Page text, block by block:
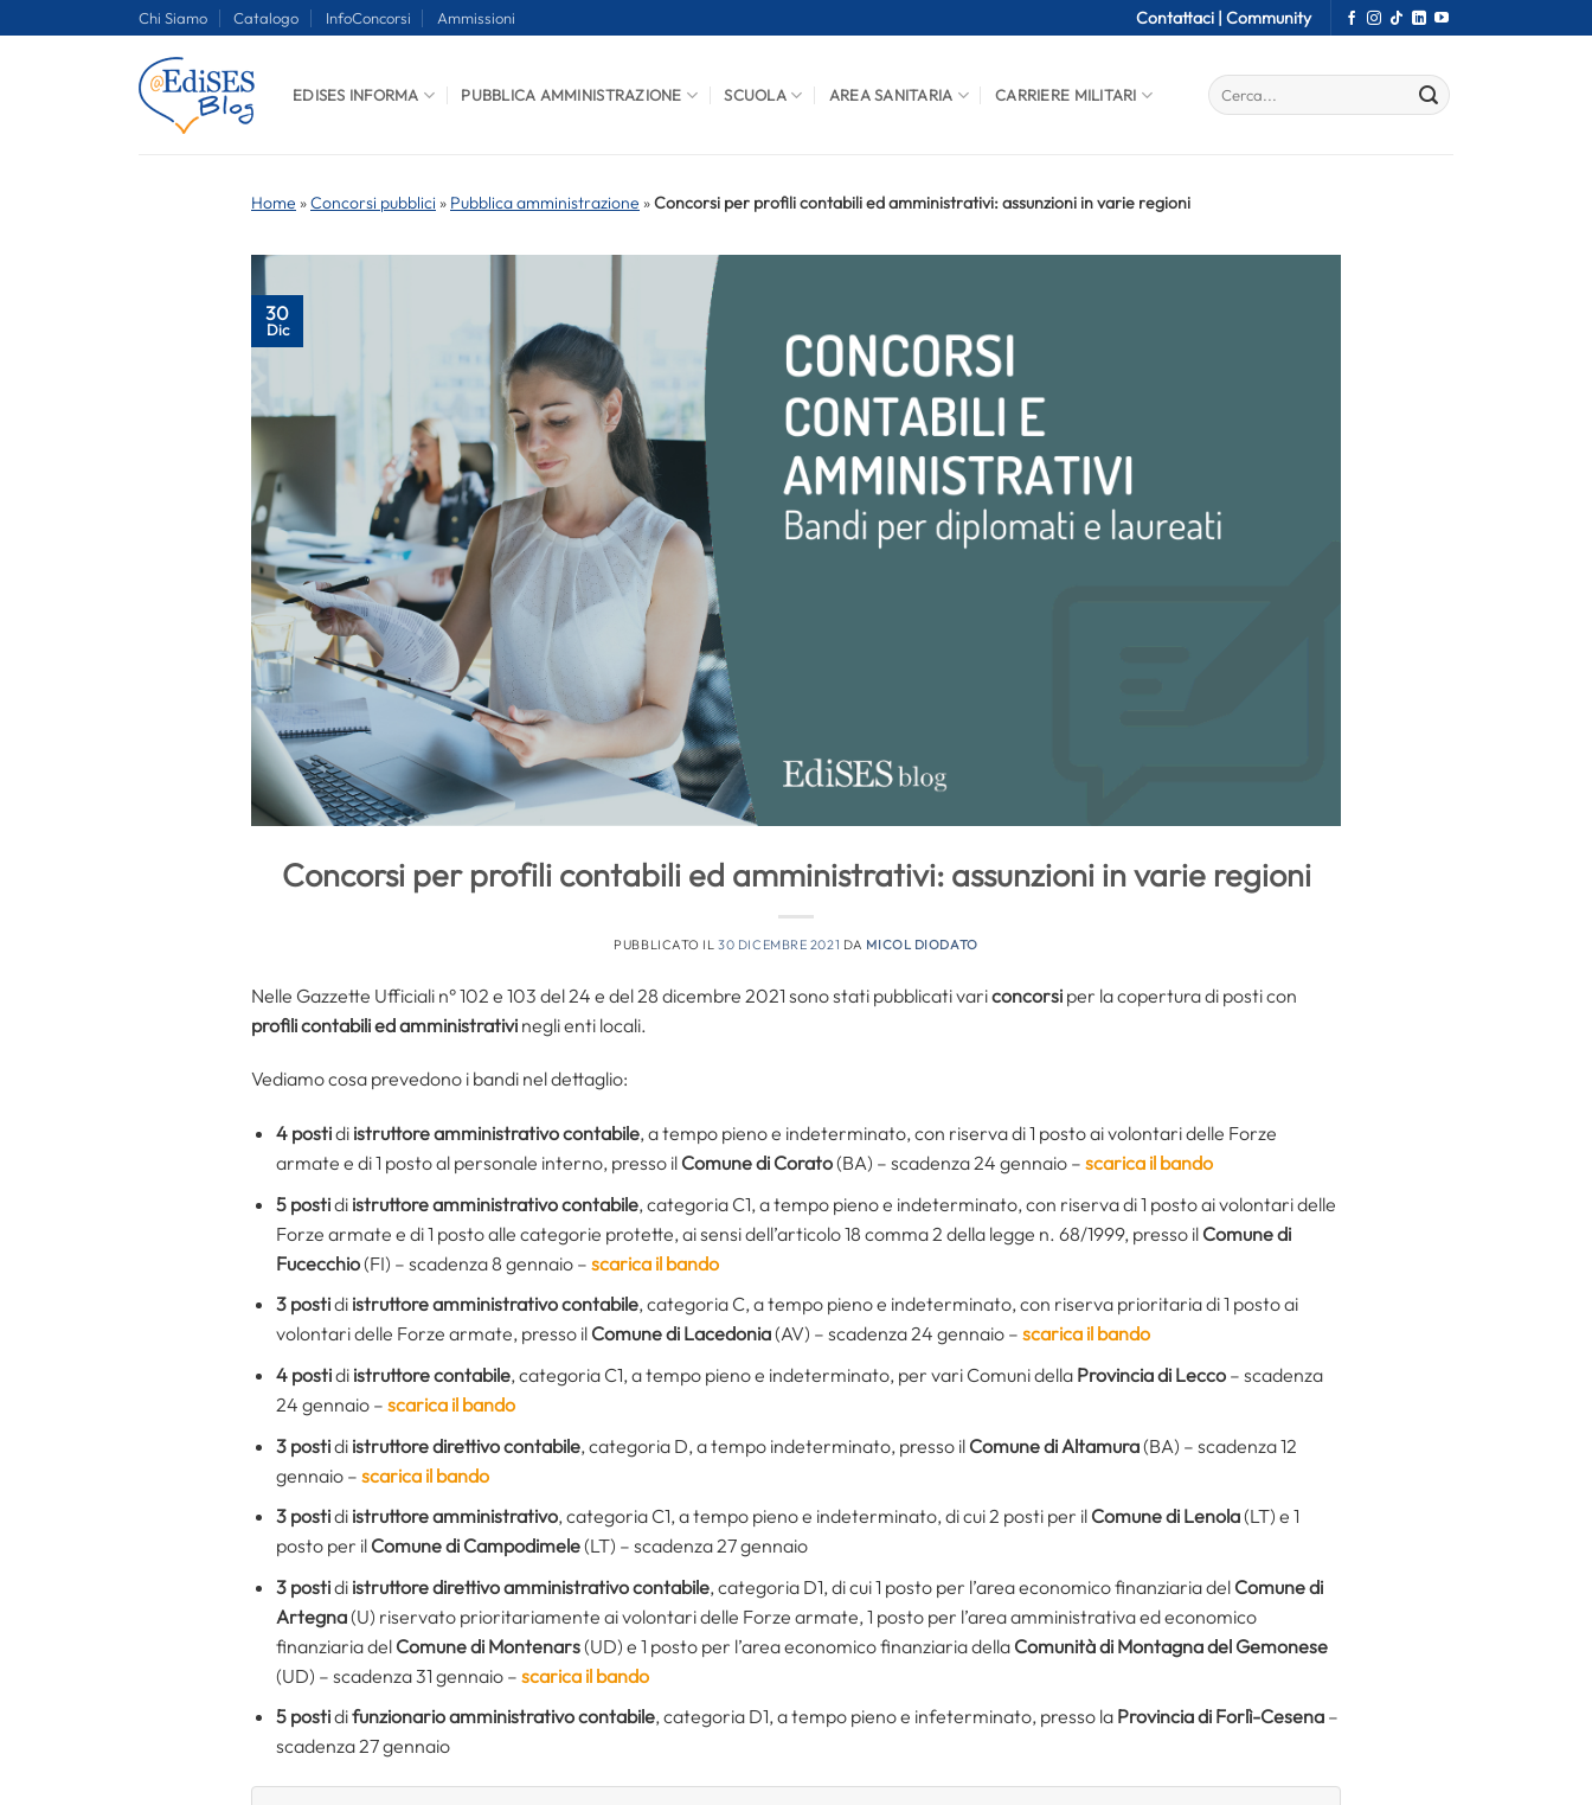
Chi Siamo Catalogo InfoConcorsi Ammissioni Contattaci | Community
EDISES INFORMA PUBBLICA AMMINISTRAZIONE SCUOLA AREA SANITARIA CARRIERE MILITARI
Home »Concorsi pubblici » Pubblica amministrazione »Concorsi per profili contabili ed amministrativi: assunzioni in varie regioni
30
Dic
Concorsi per profili contabili ed amministrativi: assunzioni in varie regioni
PUBBLICATO IL30 DICEMBRE 2021 DA MICOL DIODATO
Nelle Gazzette Ufficiali n° 102 e 103 del 24 e del 28 dicembre 2021 sono stati pubblicati variconcorsi per la copertura di posti con
profili contabili ed amministrativi negli enti locali.
Vediamo cosa prevedono i bandi nel dettaglio:
4 postidi istruttore amministrativo contabile, a tempo pieno e indeterminato, con riserva di 1 posto ai volontari delle Forze
armate e di 1 posto al personale interno, presso il Comune di Corato(BA) – scadenza 24 gennaio – scarica il bando
5 postidi istruttore amministrativo contabile, categoria C1, a tempo pieno e indeterminato, con riserva di 1 posto ai volontari delle
Forze armate e di 1 posto alle categorie protette, ai sensi dell’articolo 18 comma 2 della legge n. 68/1999, presso il Comune di
Fucecchio(FI) – scadenza 8 gennaio – scarica il bando
3 postidi istruttore amministrativo contabile, categoria C, a tempo pieno e indeterminato, con riserva prioritaria di 1 posto ai
volontari delle Forze armate, presso il Comune di Lacedonia(AV) – scadenza 24 gennaio – scarica il bando
4 postidi istruttore contabile, categoria C1, a tempo pieno e indeterminato, per vari Comuni della Provincia di Lecco– scadenza
24 gennaio – scarica il bando
3 postidi istruttore direttivo contabile, categoria D, a tempo indeterminato, presso il Comune di Altamura(BA) – scadenza 12
gennaio – scarica il bando
3 postidi istruttore amministrativo, categoria C1, a tempo pieno e indeterminato, di cui 2 posti per il Comune di Lenola(LT) e 1
posto per il Comune di Campodimele(LT) – scadenza 27 gennaio
3 postidi istruttore direttivo amministrativo contabile, categoria D1, di cui 1 posto per l’area economico finanziaria del Comune di
Artegna(U) riservato prioritariamente ai volontari delle Forze armate, 1 posto per l’area amministrativa ed economico
finanziaria del Comune di Montenars(UD) e 1 posto per l’area economico finanziaria della Comunità di Montagna del Gemonese
(UD) – scadenza 31 gennaio – scarica il bando
5 postidifunzionario amministrativo contabile, categoria D1, a tempo pieno e infeterminato, presso la Provincia di Forlì-Cesena–
scadenza 27 gennaio